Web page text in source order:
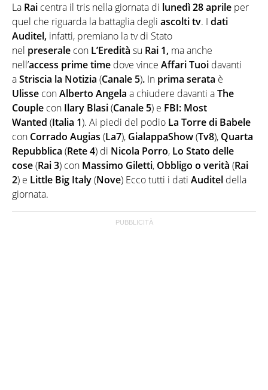
soprattutto di Politica, Esteri, Economia e Cronaca. Si
occupa anche di data journalism e fact-checking.
La Rai centra il tris nella giornata di lunedì 28 aprile per
quel che riguarda la battaglia degli ascoltitv. I dati
Auditel, infatti, premiano la tv di Stato
nel preserale con L’Eredità su Rai 1, ma anche
nell’access prime time dove vince Affari Tuoi davanti
aStriscia la Notizia (Canale 5). In prima serata è
Ulisse conAlberto Angela a chiudere davanti aThe
Couple con Ilary Blasi(Canale 5) e FBI: Most
Wanted (Italia 1). Ai piedi del podio La Torre di Babele
con Corrado Augias (La7), GialappaShow(Tv8), Quarta
Repubblica (Rete 4) di Nicola Porro, Lo Stato delle
cose(Rai 3) con Massimo Giletti, Obbligo o verità (Rai
2) e Little Big Italy(Nove) Ecco tutti i dati Auditel della
giornata.